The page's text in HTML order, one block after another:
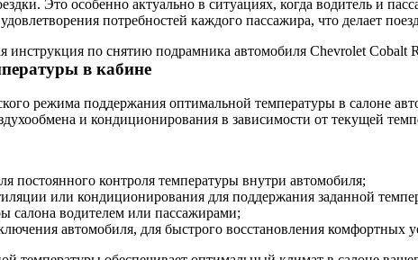
Это особенно актуально в ситуациях, когда водитель и
потребностей каждого пассажира, что делает
по снятию подрамника автомобиля Chevrolet Cobalt
в кабине
режима поддержания оптимальной температуры в салоне
и кондиционирования в зависимости от текущей
постоянного контроля температуры внутри автомобиля;
или кондиционирования для поддержания заданной
салона водителем или пассажирами;
автомобиля, для быстрого восстановления комфортных